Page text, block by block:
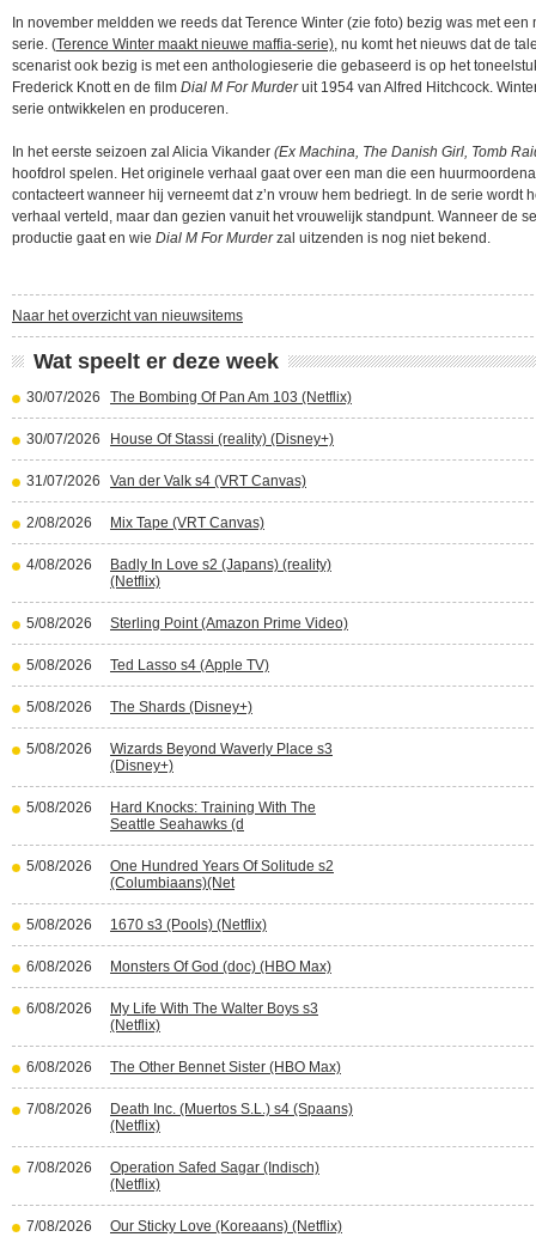
In november meldden we reeds dat Terence Winter (zie foto) bezig was met een
serie. (Terence Winter maakt nieuwe maffia-serie), nu komt het nieuws dat de
scenarist ook bezig is met een anthologieserie die gebaseerd is op het
Frederick Knott en de film Dial M For Murderuit 1954 van Alfred Hitchcock.
serie ontwikkelen en produceren.
In het eerste seizoen zal Alicia Vikander (Ex Machina, The Danish Girl, Tomb
hoofdrol spelen. Het originele verhaal gaat over een man die een
contacteert wanneer hij verneemt dat z’n vrouw hem bedriegt. In de serie wordt
verhaal verteld, maar dan gezien vanuit het vrouwelijk standpunt. Wanneer de
productie gaat en wie Dial M For Murderzal uitzenden is nog niet bekend.
Naar het overzicht van nieuwsitems
Wat speelt er deze week
30/07/2026 The Bombing Of Pan Am 103 (Netflix)
30/07/2026 House Of Stassi (reality) (Disney+)
31/07/2026 Van der Valk s4 (VRT Canvas)
2/08/2026 Mix Tape (VRT Canvas)
4/08/2026
Badly In Love s2 (Japans) (reality)
(Netflix)
5/08/2026 Sterling Point (Amazon Prime Video)
5/08/2026 Ted Lasso s4 (Apple TV)
5/08/2026 The Shards (Disney+)
5/08/2026
Wizards Beyond Waverly Place s3
(Disney+)
5/08/2026
Hard Knocks: Training With The
Seattle Seahawks (d
5/08/2026
One Hundred Years Of Solitude s2
(Columbiaans)(Net
5/08/2026 1670 s3 (Pools) (Netflix)
6/08/2026 Monsters Of God (doc) (HBO Max)
6/08/2026
My Life With The Walter Boys s3
(Netflix)
6/08/2026 The Other Bennet Sister (HBO Max)
7/08/2026
Death Inc. (Muertos S.L.) s4 (Spaans)
(Netflix)
7/08/2026
Operation Safed Sagar (Indisch)
(Netflix)
7/08/2026 Our Sticky Love (Koreaans) (Netflix)